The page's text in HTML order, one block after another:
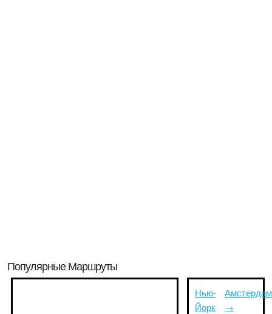
Популярные Маршруты
Нью-
Йорк
Амстердам
→